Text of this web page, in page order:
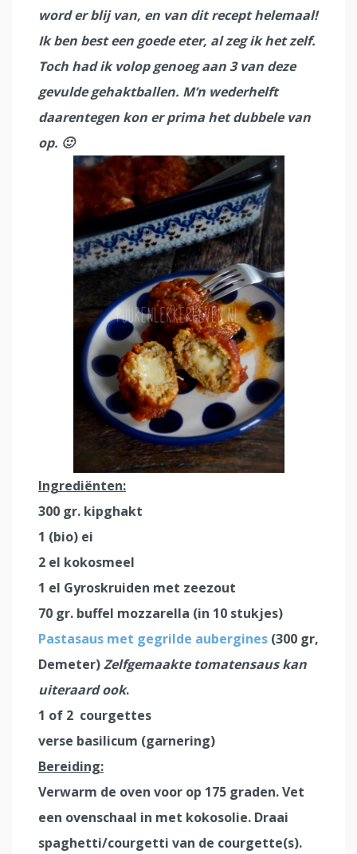
word er blij van, en van dit recept helemaal!
Ik ben best een goede eter, al zeg ik het zelf.
Toch had ik volop genoeg aan 3 van deze
gevulde gehaktballen. M’n wederhelft
daarentegen kon er prima het dubbele van
op. 🙂
Ingrediënten:
300 gr. kipghakt
1 (bio) ei
2 el kokosmeel
1 el Gyroskruiden met zeezout
70 gr. buffel mozzarella (in 10 stukjes)
Pastasaus met gegrilde aubergines (300 gr,
Demeter)Zelfgemaakte tomatensaus kan
uiteraard ook.
1 of 2 courgettes
verse basilicum (garnering)
Bereiding:
Verwarm de oven voor op 175 graden. Vet
een ovenschaal in met kokosolie. Draai
spaghetti/courgetti van de courgette(s).